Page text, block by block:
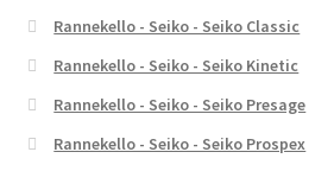
Rannekello - Seiko - Seiko Classic
Rannekello - Seiko - Seiko Kinetic
Rannekello - Seiko - Seiko Presage
Rannekello - Seiko - Seiko Prospex